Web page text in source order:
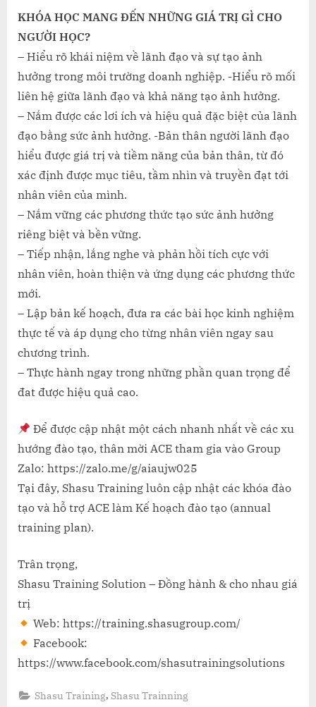
KHÓA HỌC MANG ĐẾN NHỮNG GIÁ TRỊ GÌ CHO
NGƯỜI HỌC?
– Hiểu rõ khái niệm về lãnh đạo và sự tạo ảnh
hưởng trong môi trường doanh nghiệp. -Hiểu rõ mối
liên hệ giữa lãnh đạo và khả năng tạo ảnh hưởng.
– Nắm được các lơi ích và hiệu quả đặc biệt của lãnh
đạo bằng sức ảnh hưởng. -Bản thân người lãnh đạo
hiểu được giá trị và tiềm năng của bản thân, từ đó
xác định được mục tiêu, tầm nhìn và truyền đạt tới
nhân viên của mình.
– Nắm vững các phương thức tạo sức ảnh hưởng
riêng biệt và bền vững.
– Tiếp nhận, lắng nghe và phản hồi tích cực với
nhân viên, hoàn thiện và ứng dụng các phương thức
mới.
– Lập bản kế hoạch, đưa ra các bài học kinh nghiệm
thực tế và áp dụng cho từng nhân viên ngay sau
chương trình.
– Thực hành ngay trong những phần quan trọng để
đat được hiệu quả cao.
Để được cập nhật một cách nhanh nhất về các xu
hướng đào tạo, thân mời ACE tham gia vào Group
Zalo: https://zalo.me/g/aiaujw025
Tại đây, Shasu Training luôn cập nhật các khóa đào
tạo và hỗ trợ ACE làm Kế hoạch đào tạo (annual
training plan).
Trân trọng,
Shasu Training Solution – Đồng hành & cho nhau giá
trị
Web: https://training.shasugroup.com/
Facebook:
https://www.facebook.com/shasutrainingsolutions
Shasu Training, Shasu Trainning